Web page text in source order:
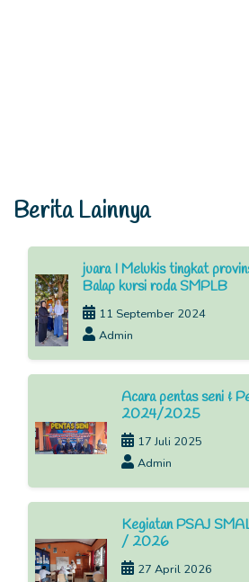
Berita Lainnya
juara I Melukis tingkat
Balap kursi roda SMPLB
11 September 2024
Admin
Acara pentas seni &
2024/2025
17 Juli 2025
Admin
Kegiatan PSAJ
/ 2026
27 April 2026